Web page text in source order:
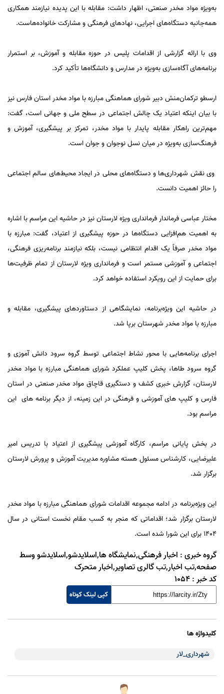
به‌ویژه مواد مخدر صنعتی، اظهار داشت: مقابله با این پدیده نیازمند همکاری
همه‌جانبه دستگاه‌های اجرایی، نهادهای فرهنگی و مشارکت خانواده‌هاست.
وی با ارائه گزارشی از اقدامات پلیس در حوزه مقابله و آموزش، بر استمرار
برنامه‌های آگاه‌سازی به‌ویژه در مدارس و دانشگاه‌ها تأکید کرد.
ارسطو ترکمان‌منش دبیر شورای هماهنگی مبارزه با مواد مخدر استان فارس نیز
با بیان اینکه اعتیاد یک چالش اجتماعی در سطح ملی و جهانی است، گفت:
مهم‌ترین راهکار مقابله پایدار با مواد مخدر، تمرکز بر پیشگیری، آموزش و
فرهنگ‌سازی به‌ویژه در میان نسل نوجوان و جوان است.
وی نقش شهرداری‌ها و دستگاه‌های محلی در ایجاد محیط‌های سالم اجتماعی
را حائز اهمیت دانست.
مختار عباسی فرماندار فرمانداری ویژه لارستان نیز در حاشیه این مراسم با اشاره
به اهمیت هم‌افزایی دستگاه‌ها در حوزه پیشگیری از اعتیاد، گفت: مبارزه با
مواد مخدر صرفاً یک اقدام انتظامی نیست، بلکه نیازمند برنامه‌ریزی فرهنگی،
اجتماعی و آموزشی مستمر است و فرمانداری ویژه لارستان از تمام ظرفیت‌ها
برای حمایت از این رویکرد استفاده خواهد کرد.
در حاشیه این ویژه‌برنامه، نمایشگاهی از دستاوردهای پیشگیری، مقابله و
مبارزه با مواد مخدر شهرستان برپا شد.
اجرای برنامه‌هایی با محور نشاط اجتماعی توسط گروه سرود دانش آموزی و
گروه سرود طاها، پخش کلیپ عملکرد شورای هماهنگی مبارزه با مواد مخدر
لارستان، گزارش خبری کشف و دستگیری قاچاق مواد مخدر صنعتی در استان
فارس و کلیپ های آموزشی و فرهنگی در این زمینه، از دیگر برنامه های این
مراسم بود.
در بخش پایانی مراسم، کارگاه آموزشی پیشگیری از اعتیاد با تدریس امیر
علیرضایی، کارشناس مسئول هسته مشاوره مدیریت آموزش و پرورش لارستان
برگزار شد.
این ویژه‌برنامه در ادامه مجموعه اقدامات شورای هماهنگی مبارزه با مواد مخدر
لارستان برگزار شد؛ اقداماتی که منجر به کسب مقام نخست استانی در سال
۱۴۰۴ برای این شورا شده است.
گروه خبری : اخبار فرهنگی,نمایشگاه ها,اسلایدشو,اسلایدشو وسط
صفحه,تب اخبار,تب گالری تصاویر,اخبار متحرک
کد خبر :1054
کپی لینک کوتاه
کلیدواژه ها
شهرداری_لار